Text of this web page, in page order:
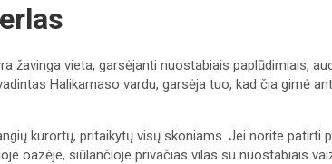
žavinga vieta, garsėjanti nuostabiais paplūdimiais,
Halikarnaso vardu, garsėja tuo, kad čia gimė
kurortų, pritaikytų visų skoniams. Jei norite patirti
oazėje, siūlančioje privačias vilas su nuostabiais